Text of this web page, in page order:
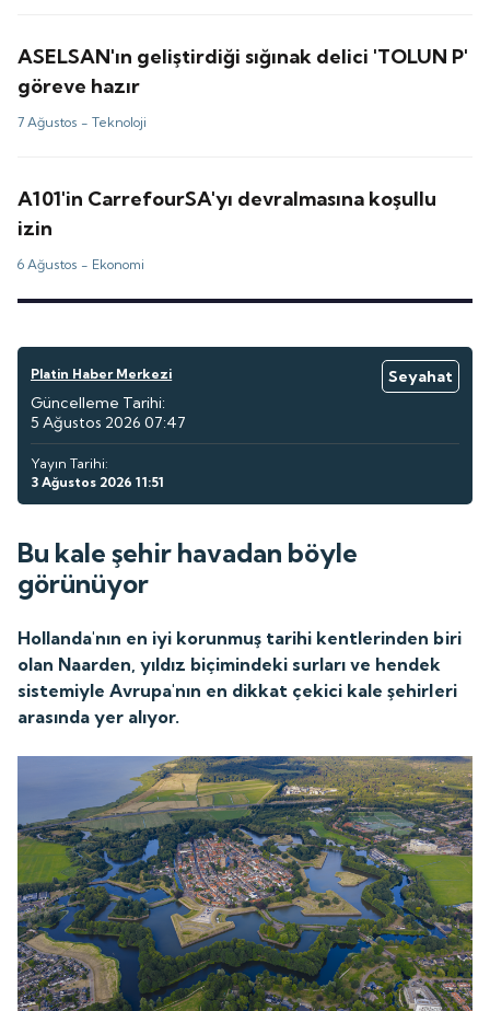
ASELSAN'ın geliştirdiği sığınak delici 'TOLUN P'
göreve hazır
7 Ağustos -Teknoloji
A101'in CarrefourSA'yı devralmasına koşullu
izin
6 Ağustos - Ekonomi
Platin Haber Merkezi
Seyahat
Güncelleme Tarihi:
5 Ağustos 2026 07:47
Yayın Tarihi:
3 Ağustos 2026 11:51
Bu kale şehir havadan böyle
görünüyor
Hollanda'nın en iyi korunmuş tarihi kentlerinden biri
olan Naarden, yıldız biçimindeki surları ve hendek
sistemiyle Avrupa'nın en dikkat çekici kale şehirleri
arasında yer alıyor.